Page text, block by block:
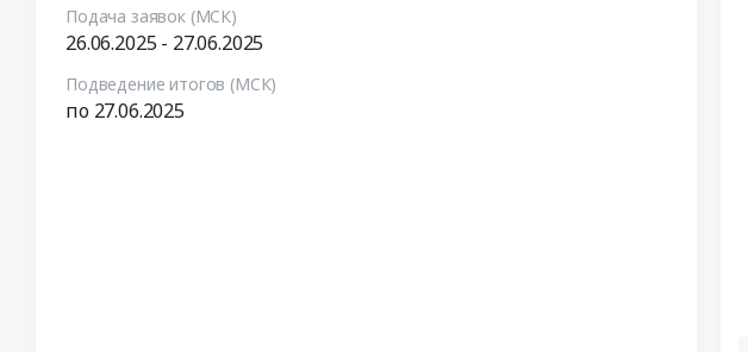
Подача заявок (МСК)
26.06.2025 - 27.06.2025
Подведение итогов (МСК)
по 27.06.2025